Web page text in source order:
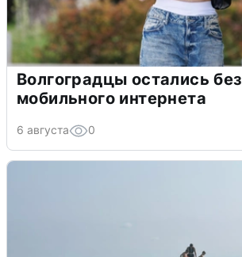
Волгоградцы остались без
мобильного интернета
6 августа 0